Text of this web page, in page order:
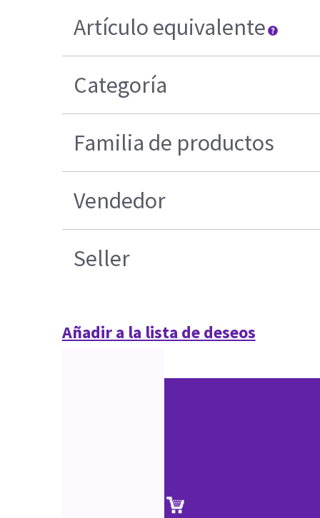
Artículo equivalente
Categoría
Familia de productos
Vendedor
Seller
Añadir a la lista de deseos